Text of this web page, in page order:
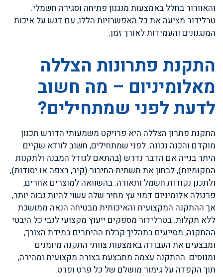
והאוורור בחלל באמצעות מנגנון פתיחה וסגירה חשמלי.
טרלידור מציעה את כל האפשרויות הללו, עם דגש על איכות
המנגנונים והעמידות לאורך זמן.
התקנת פתרונות הצללה
מאלומיניום – מה חשוב
לדעת לפני שמתחילים?
התקנת פתרון הצללה היא פרויקט משמעותי הדורש תכנון
מוקדם והכנה נכונה. לפני שמתחילים, חשוב לוודא שקיים
היתר בנייה אם הדבר נדרש (בהתאם לגודל המבנה ולתקנות
המקומיות), לבחון את תשתית החיבור (קיר, רצפה או יסודות),
ולתכנן נקודות חשמל ותאורה. בהשוואה למוצרים אחרים,
פרגולה אלומיניום דמוי עץ מחיר שלה עשוי להיות גבוה יותר,
אך ההתקנה המקצועית והאיכותית מבטיחה הנאה ממושכת
ללא תקלות. בטרלידור מספקים ייעוץ מקצועי לגבי כל היבטי
ההתקנה, מסייעים בתהליך קבלת ההיתרים במידת הצורך,
ומבצעים את העבודה באמצעות צוותי התקנה מיומנים
ומנוסים. ההתקנה עצמה מתבצעת בצורה מקצועית ומהירה,
תוך הקפדה על גימור מושלם של כל פרט ופרט.